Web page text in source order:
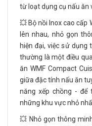
từ loạt dụng cụ nấu ăn
💥 Bộ nồi Inox cao cấp
lên nhau, nhỏ gọn
hiện đại, việc sử
thường là một điều
ăn WMF Compact
giữa đặc tính nấu ăn
năng xếp chồng - để
những khu vực nhỏ
💥 Nhỏ gọn thông